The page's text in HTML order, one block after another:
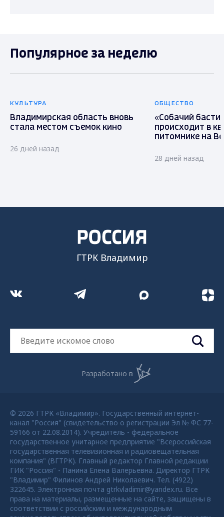
Популярное за неделю
КУЛЬТУРА
Владимирская область вновь
стала местом съемок кино
26 дней назад
ОБЩЕСТВО
«Собачий
происходит в
питомнике на
28 дней назад
ГТРК Владимир
Разработано в
© 2026 ГТРК «Владимир». Государственный интернет-
канал "Россия" (свидетельство о регистрации Эл № ФС 77-
59166 от 22.08.2014). Учредитель - федеральное
государственное унитарное предприятие "Всероссийская
государственная телевизионная и радиовещательная
компания" (ВГТРК). Главный редактор Главной редакции
ГИК "Россия" - Панина Елена Валерьевна. Директор ГТРК
"Владимир" Филинов Андрей Николаевич. Тел. (4922)
322645. Электронная почта gtrkvladimir@yandex.ru. Все
права на материалы, размещенные на сайте, защищены в
соответствии с российским и международным